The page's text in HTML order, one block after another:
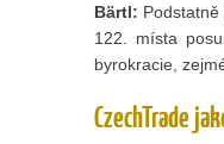
Bärtl:
122. místa
byrokracie,
CzechTrade